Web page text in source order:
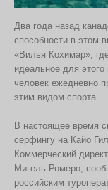
Два года назад
способности в этом
«Вилья Кохимар»,
идеальное для этого
человек ежедневно
этим видом спорта.
В настоящее время
серфингу на Кайо
Коммерческий
Мигель Ромеро
российским